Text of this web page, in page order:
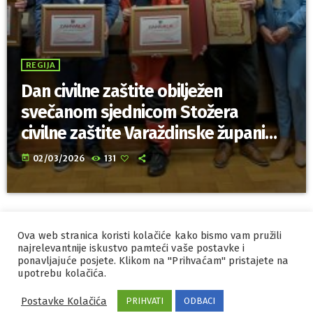
REGIJA
Dan civilne zaštite obilježen
svečanom sjednicom Stožera
civilne zaštite Varaždinske županije
i Grada Varaždina
today 02/03/2026 131
IZRADA I HOSTINGORBIS
MARKETING
PRAVILA PRIVATNOSTI
Ova web stranica koristi kolačiće kako bismo vam pružili
najrelevantnije iskustvo pamteći vaše postavke i
ponavljajuće posjete. Klikom na "Prihvaćam" pristajete na
upotrebu kolačića.
Postavke Kolačića PRIHVATI ODBACI